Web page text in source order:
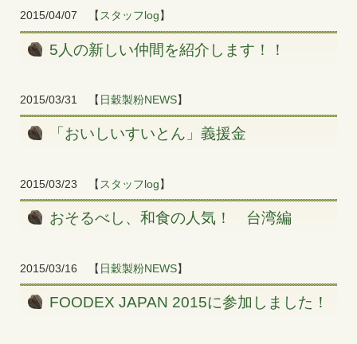
2015/04/07 【スタッフlog】
5人の新しい仲間を紹介します！！
2015/03/31 【 日穀製粉NEWS】
「おいしいすいとん」義援金
2015/03/23 【 スタッフlog】
おそるべし、和食の人気！ 台湾編
2015/03/16 【 日穀製粉NEWS】
FOODEX JAPAN 2015に参加しました！